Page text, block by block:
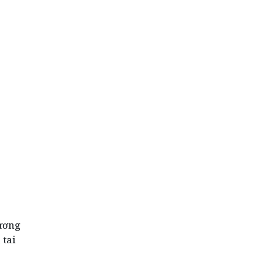
tai